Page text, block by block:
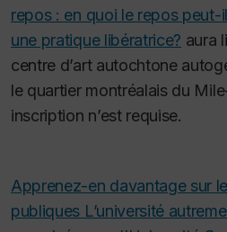
repos : en quoi le repos
une pratique libératrice? aura
centre d’art autochtone
le quartier montréalais du
inscription n’est requise.
Apprenez-en davantage sur
publiques L’université